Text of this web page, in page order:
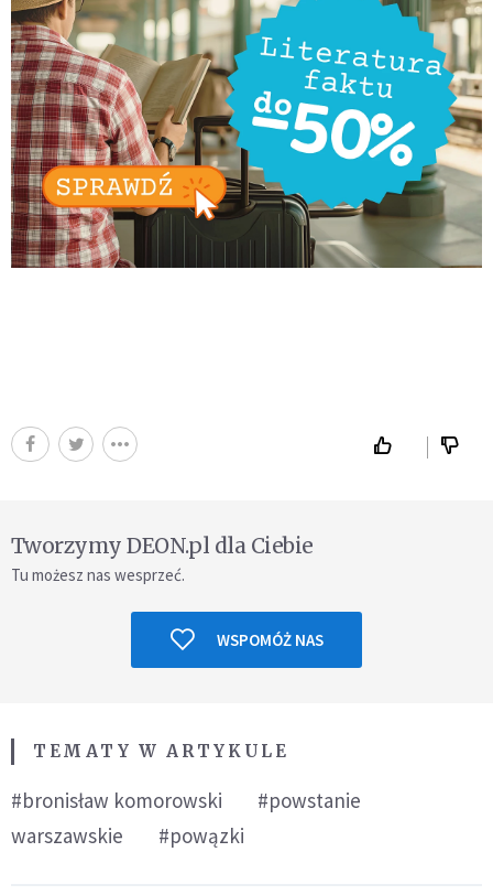
Tworzymy DEON.pl dla Ciebie
Tu możesz nas wesprzeć.
WSPOMÓŻ NAS
TEMATY W ARTYKULE
#bronisław komorowski
#powstanie
warszawskie
#powązki